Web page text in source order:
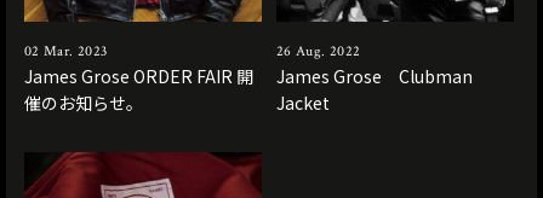
02 Mar. 2023
James Grose ORDER FAIR 開
催のお知らせ。
26 Aug. 2022
James Grose Clubman
Jacket